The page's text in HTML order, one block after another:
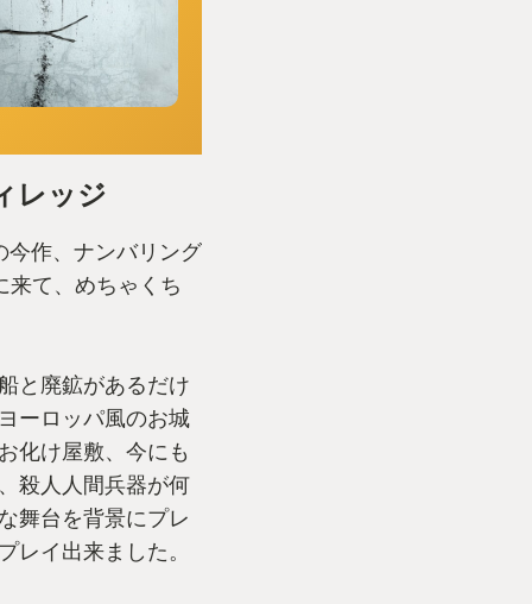
レッジ
今作、ナンバリング
来て、めちゃくち
と廃鉱があるだけ
ーロッパ風のお城
化け屋敷、今にも
殺人人間兵器が何
舞台を背景にプレ
レイ出来ました。